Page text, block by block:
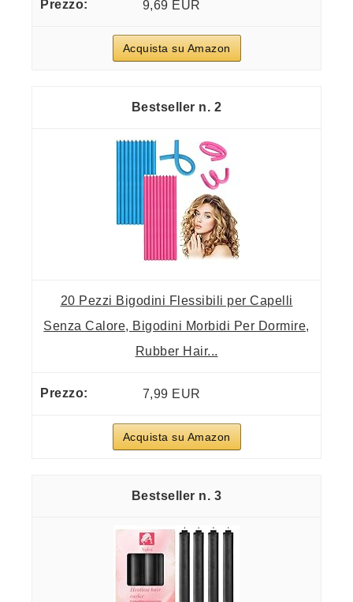
9,69 EUR
Acquista su Amazon
2
20 Pezzi Bigodini Flessibili per Capelli
Senza Calore, Bigodini Morbidi Per Dormire,
Rubber Hair...
7,99 EUR
Acquista su Amazon
3